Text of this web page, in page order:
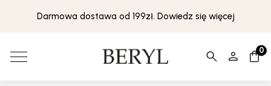
Darmowa dostawa od 199zł. Dowiedz się więcej
0